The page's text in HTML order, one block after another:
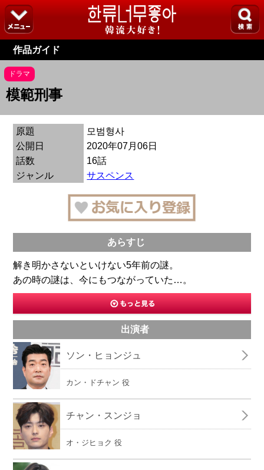
作品ガイド
ドラマ
模範刑事
原題
모범형사
公開日
2020年07月06日
話数
16話
ジャンル
サスペンス
あらすじ
解き明かさないといけない5年前の謎。
あの時の謎は、今にもつながっていた…。
出演者
ソン・ヒョンジュ
カン・ドチャン 役
チャン・スンジョ
オ・ジヒョク 役